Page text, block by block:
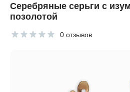
Серебряные серьги с
позолотой
0 отзывов